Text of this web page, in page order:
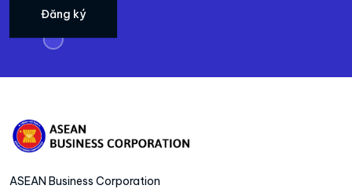
Đăng ký
ASEAN Business Corporation